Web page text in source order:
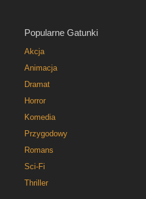
Popularne Gatunki
Akcja
Animacja
Dramat
Horror
Komedia
Przygodowy
Romans
Sci-Fi
Thriller